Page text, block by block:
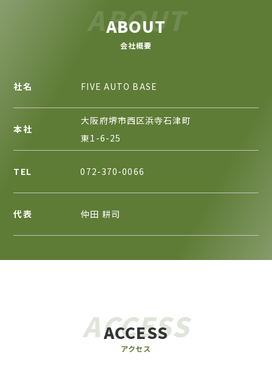
ABOUT
ABOUT
会社概要
社名 FIVE AUTO BASE
本社
大阪府堺市西区浜寺石津町
東1-6-25
TEL 072-370-0066
代表 仲田 耕司
ACCESS
ACCESS
アクセス